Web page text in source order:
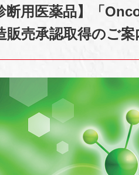
断用医薬品】「
販売承認取得のご案